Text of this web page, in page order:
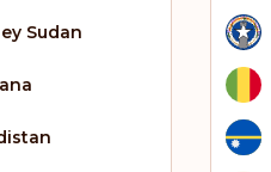
Sudan